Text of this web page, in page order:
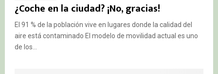
¿Coche en la ciudad? ¡No, gracias!
El 91 % de la población vive en lugares donde la calidad del
aire está contaminado El modelo de movilidad actual es uno
de los...